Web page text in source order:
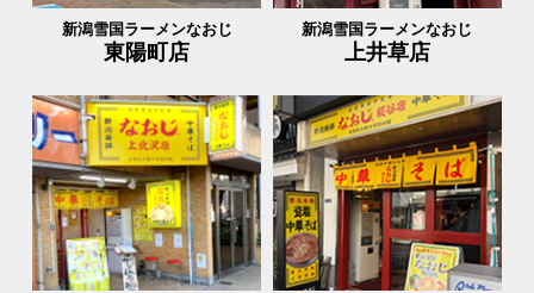
新潟雪国ラーメンなおじ
東陽町店
新潟雪国ラーメンなおじ
上井草店